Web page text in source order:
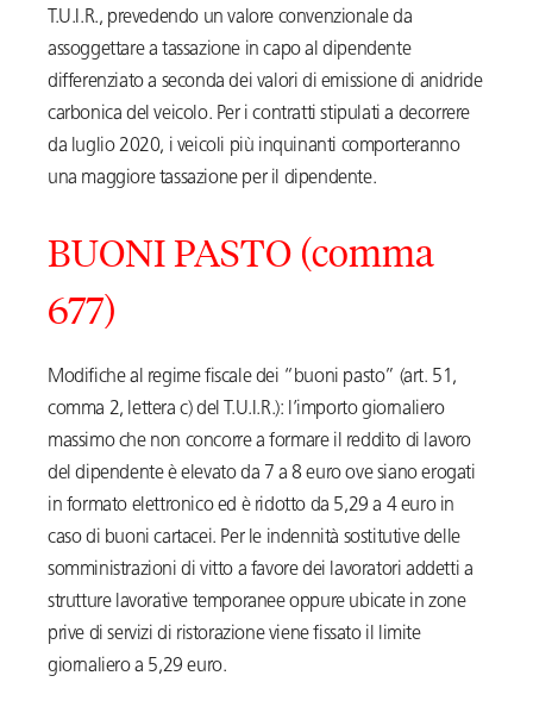
T.U.I.R., prevedendo un valore convenzionale da
assoggettare a tassazione in capo al dipendente
differenziato a seconda dei valori di emissione di anidride
carbonica del veicolo. Per i contratti stipulati a decorrere
da luglio 2020, i veicoli più inquinanti comporteranno
una maggiore tassazione per il dipendente.
BUONI PASTO (comma
677)
Modifiche al regime fiscale dei “buoni pasto” (art. 51,
comma 2, lettera c) del T.U.I.R.): l’importo giornaliero
massimo che non concorre a formare il reddito di lavoro
del dipendente è elevato da 7 a 8 euro ove siano erogati
in formato elettronico ed è ridotto da 5,29 a 4 euro in
caso di buoni cartacei. Per le indennità sostitutive delle
somministrazioni di vitto a favore dei lavoratori addetti a
strutture lavorative temporanee oppure ubicate in zone
prive di servizi di ristorazione viene fissato il limite
giornaliero a 5,29 euro.